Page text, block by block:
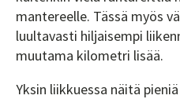
mantereelle. Tässä myös
luultavasti hiljaisempi
muutama kilometri lisää.
Yksin liikkuessa näitä